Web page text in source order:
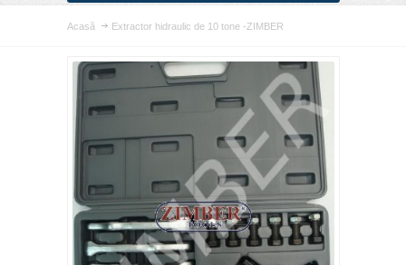
Acasă Extractor hidraulic de 10 tone -ZIMBER